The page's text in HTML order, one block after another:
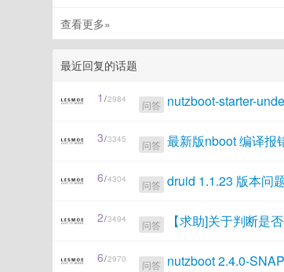
查看更多»
最近回复的话题
1/2984 问答 nutzboot-starter-
3/3345 问答 最新版nboot 编译报
6/4304 问答 druid 1.1.23 版本问
2/3494 问答 【求助]关于判断是
6/2970 问答 nutzboot 2.4.0-